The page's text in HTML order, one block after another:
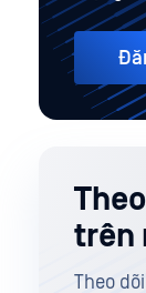
trên
Theo